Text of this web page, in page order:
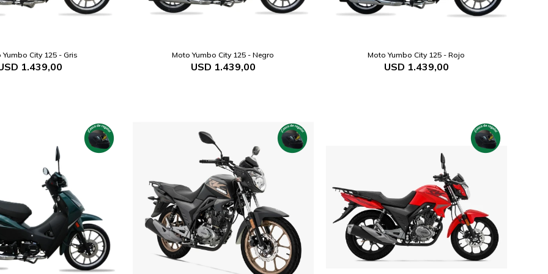
Yumbo City 125 - Gris
1.439,00
Moto Yumbo City 125 - Negro
USD 1.439,00
Moto Yumbo City 125 - Rojo
USD 1.439,00